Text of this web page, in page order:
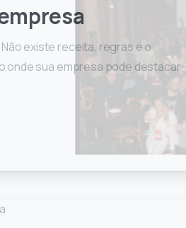
existe receita, regras e o
onde sua empresa pode destacar-